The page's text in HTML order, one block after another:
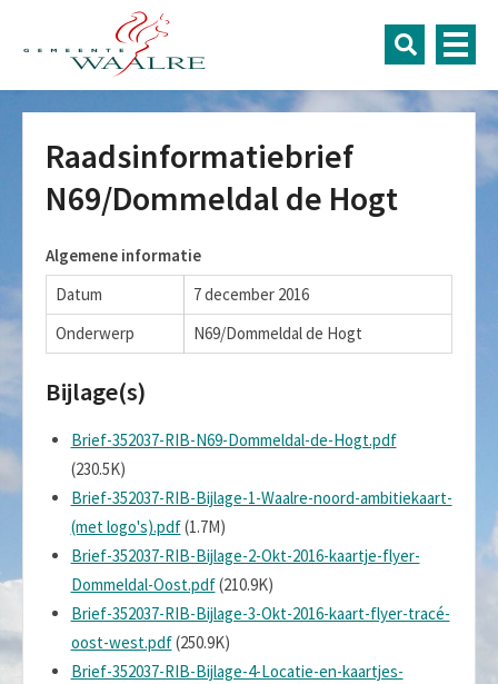
Raadsinformatiebrief
N69/Dommeldal de Hogt
Algemene informatie
Datum
7 december 2016
Onderwerp
N69/Dommeldal de Hogt
Bijlage(s)
Brief-352037-RIB-N69-Dommeldal-de-Hogt.pdf
(230.5K)
Brief-352037-RIB-Bijlage-1-Waalre-noord-ambitiekaart-
(met logo's).pdf(1.7M)
Brief-352037-RIB-Bijlage-2-Okt-2016-kaartje-flyer-
Dommeldal-Oost.pdf(210.9K)
Brief-352037-RIB-Bijlage-3-Okt-2016-kaart-flyer-tracé-
oost-west.pdf(250.9K)
Brief-352037-RIB-Bijlage-4-Locatie-en-kaartjes-